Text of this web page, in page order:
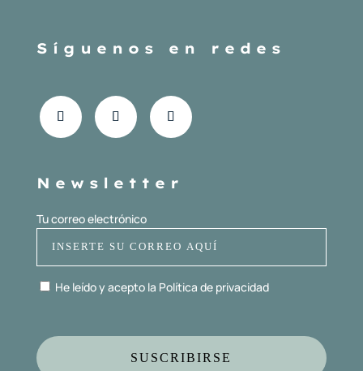
Síguenos en redes
Newsletter
Tu correo electrónico
He leído y acepto la Política de privacidad